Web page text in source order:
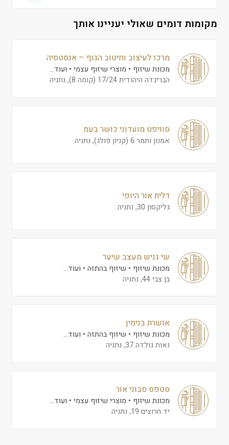
מקומות דומים שאולי יעניינו אותך
מרכז לעיצוב וחיטוב הגוף – אנסטסיה
מכונת שיזוף מוצרי שיזוף עצמי
ועוד...
הבריגדה היהודית 17/24 (קומה 8), נתניה
סוויפט מועדוני כושר בעמ
אמנון ותמר 6 (קניון פולג), נתניה
דלית אור היופי
גליקסון 30, נתניה
שי גניש מעצב שיער
מכונת שיזוף שיזוף בהתזה
ועוד...
בן צבי 44, נתניה
אושרת בנימין
מכונת שיזוף שיזוף בהתזה
ועוד...
נאות גולדה 37, נתניה
סטפס סבוני אור
מכונת שיזוף מוצרי שיזוף עצמי
ועוד...
יד חרוצים 19, נתניה